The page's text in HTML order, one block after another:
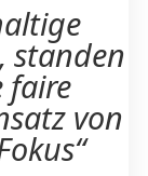
standen
faire
von